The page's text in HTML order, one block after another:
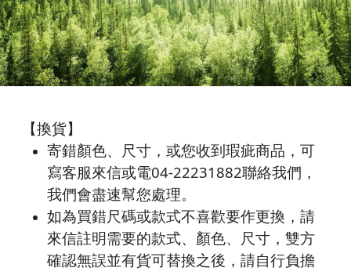
【換貨】
寄錯顏色、尺寸，或您收到瑕疵商品，可
寫客服來信或電04-22231882聯絡我們，
我們會盡速幫您處理。
如為買錯尺碼或款式不喜歡要作更換，請
來信註明需要的款式、顏色、尺寸，雙方
確認無誤並有貨可替換之後，請自行負擔